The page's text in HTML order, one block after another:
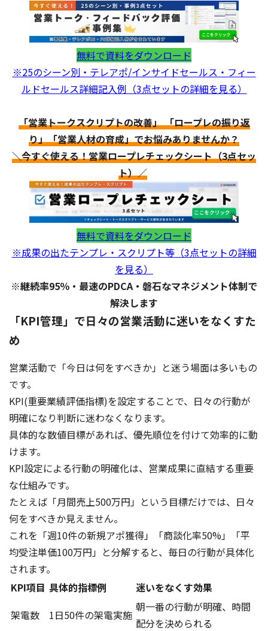
無料で資料をダウンロード
※25のシーン別・テレアポ/インサイドセールス・フィー
ルドセールス詳細記入例（3点セットの詳細を見る）
「営業トークスクリプトの改善」 「ロープレの振り返
り」「営業人材の育成」でお悩みありませんか？
＼今すぐ使える！営業ロープレチェックシート（3点セッ
ト）／
無料で資料をダウンロード
※成果の出たテンプレ・スクリプト等（3点セットの詳細
を見る）
※継続率95％・最速のPDCA・磐石なマネジメント体制で
解決します
「KPI管理」で日々の営業活動に迷いをなくすた
め
営業活動で「今日は何をすべきか」と迷う場面は多いもの
です。
KPI(重要業績評価指標)を設定することで、日々の行動が
明確になり判断に迷わなくなります。
具体的な数値目標があれば、優先順位を付けて効率的に動
けます。
KPI設定による行動の明確化は、営業成果に直結する重要
な仕組みです。
たとえば「月間売上500万円」という目標だけでは、日々
何をすべきか見えません。
これを「週10件の新規アポ獲得」「商談化率50%」「平
均受注単価100万円」と分解すると、毎日の行動が具体化
されます。
KPI項目 具体的指標例
迷いをなくす効果
架電数
1日50件の架電実施
朝一番の行動が明確、時間
配分を決められる